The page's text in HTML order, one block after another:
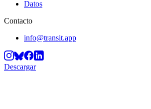
Datos
Contacto
info@transit.app
Descargar